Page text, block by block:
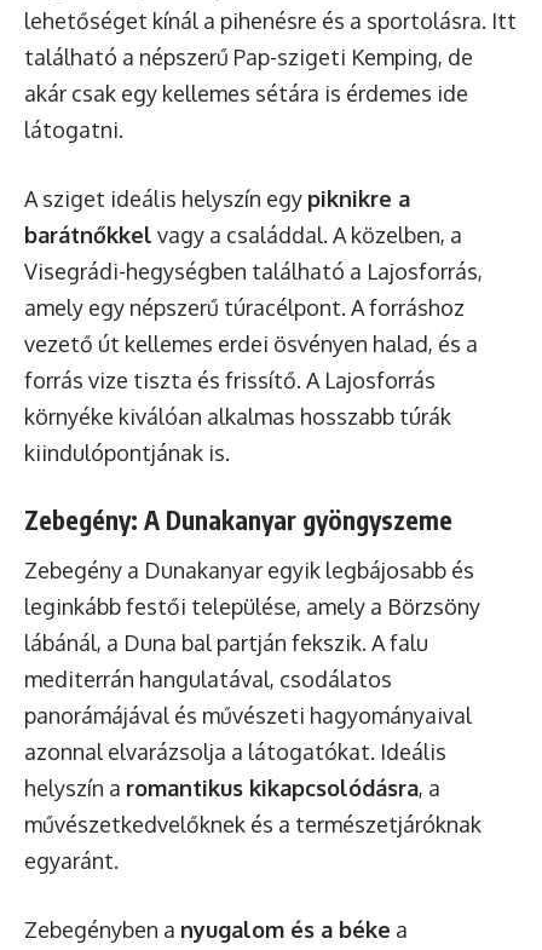
lehetőséget kínál a pihenésre és a sportolásra. Itt
található a népszerű Pap-szigeti Kemping, de
akár csak egy kellemes sétára is érdemes ide
látogatni.
A sziget ideális helyszín egy piknikre a
barátnőkkel vagy a családdal. A közelben, a
Visegrádi-hegységben található a Lajosforrás,
amely egy népszerű túracélpont. A forráshoz
vezető út kellemes erdei ösvényen halad, és a
forrás vize tiszta és frissítő. A Lajosforrás
környéke kiválóan alkalmas hosszabb túrák
kiindulópontjának is.
Zebegény: A Dunakanyar gyöngyszeme
Zebegény a Dunakanyar egyik legbájosabb és
leginkább festői települése, amely a Börzsöny
lábánál, a Duna bal partján fekszik. A falu
mediterrán hangulatával, csodálatos
panorámájával és művészeti hagyományaival
azonnal elvarázsolja a látogatókat. Ideális
helyszín a romantikus kikapcsolódásra, a
művészetkedvelőknek és a természetjáróknak
egyaránt.
Zebegényben a nyugalom és a béke a